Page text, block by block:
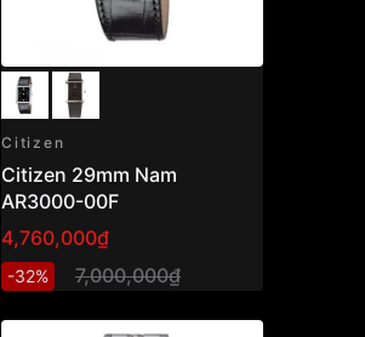
Citizen
Citizen 29mm Nam
AR3000-00F
4,760,000₫
-32% 7,000,000₫